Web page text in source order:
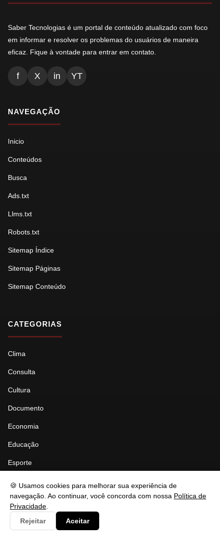
🍪 Usamos cookies para melhorar sua experiência de
navegação. Ao continuar, você concorda com nossa Política de
Privacidade
Rejeitar
Aceitar
Saber Tecnologias é um portal de conteúdo atualizado com foco
em informar e resolver os problemas do usuários de maneira
eficaz. Fique à vontade para entrar em contato.
f X in YT
NAVEGAÇÃO
Inicio
Conteúdos
Busca
Ads.txt
Llms.txt
Robots.txt
Sitemap Índice
Sitemap Páginas
Sitemap Conteúdo
CATEGORIAS
Clima
Consulta
Cultura
Documento
Economia
Educação
Esporte
Gastronomia
Governo